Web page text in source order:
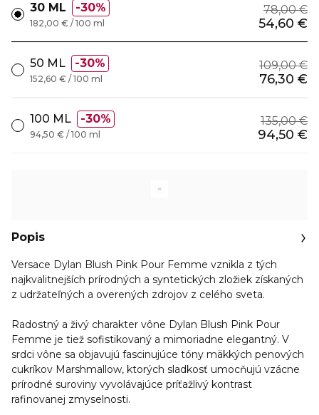
30 ML 30% 78,00 €
54,60 €
182,00 € / 100 ml
50 ML 30% 109,00 €
76,30 €
152,60 € / 100 ml
100 ML 30% 135,00 €
94,50 €
94,50 € / 100 ml
Popis
Versace Dylan Blush Pink Pour Femme vznikla z tých
najkvalitnejších prírodných a syntetických zložiek získaných
z udržateľných a overených zdrojov z celého sveta.
Radostný a živý charakter vône Dylan Blush Pink Pour
Femme je tiež sofistikovaný a mimoriadne elegantný. V
srdci vône sa objavujú fascinujúce tóny mäkkých penových
cukríkov Marshmallow, ktorých sladkosť umocňujú vzácne
prírodné suroviny vyvolávajúce príťažlivý kontrast
rafinovanej zmyselnosti.